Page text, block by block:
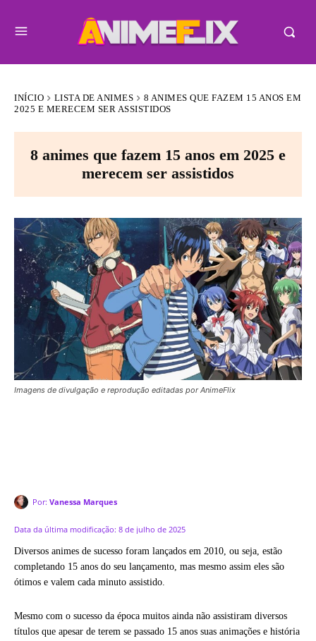
INÍCIO LISTA DE ANIMES
8 ANIMES QUE FAZEM 15 ANOS EM
2025 E MERECEM SER ASSISTIDOS
8 animes que fazem 15 anos em 2025 e
merecem ser assistidos
Imagens de divulgação e reprodução editadas por AnimeFlix
Por: Vanessa Marques
Data da última modificação: 8 de julho de 2025
Diversos animes de sucesso foram lançados em 2010, ou seja, estão
completando 15 anos do seu lançamento, mas mesmo assim eles são
ótimos e valem cada minuto assistido.
Mesmo com o sucesso da época muitos ainda não assistiram diversos
títulos que apesar de terem se passado 15 anos suas animações e história